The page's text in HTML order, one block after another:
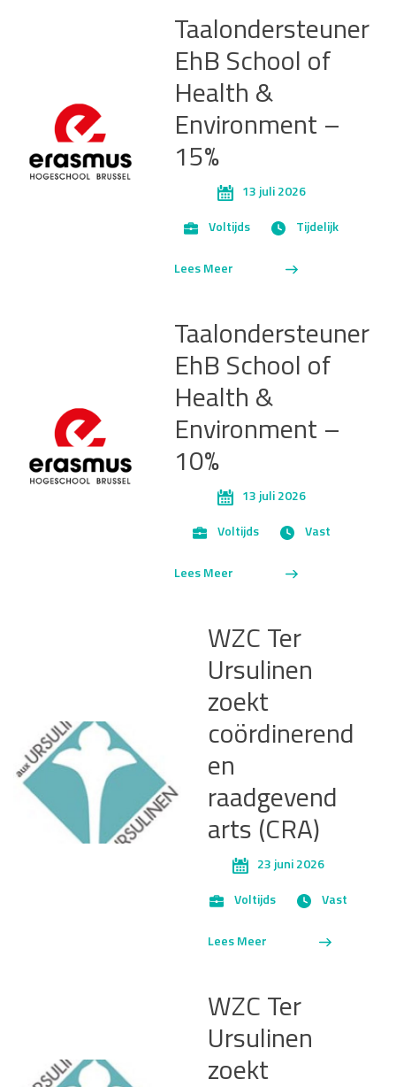
Taalondersteuner
EhB School of
Health &
Environment –
15%
13 juli 2026
Voltijds Tijdelijk
Lees Meer
Taalondersteuner
EhB School of
Health &
Environment –
10%
13 juli 2026
Voltijds Vast
Lees Meer
WZC Ter
Ursulinen
zoekt
coördinerend
en
raadgevend
arts (CRA)
23 juni 2026
Voltijds Vast
Lees Meer
WZC Ter
Ursulinen
zoekt